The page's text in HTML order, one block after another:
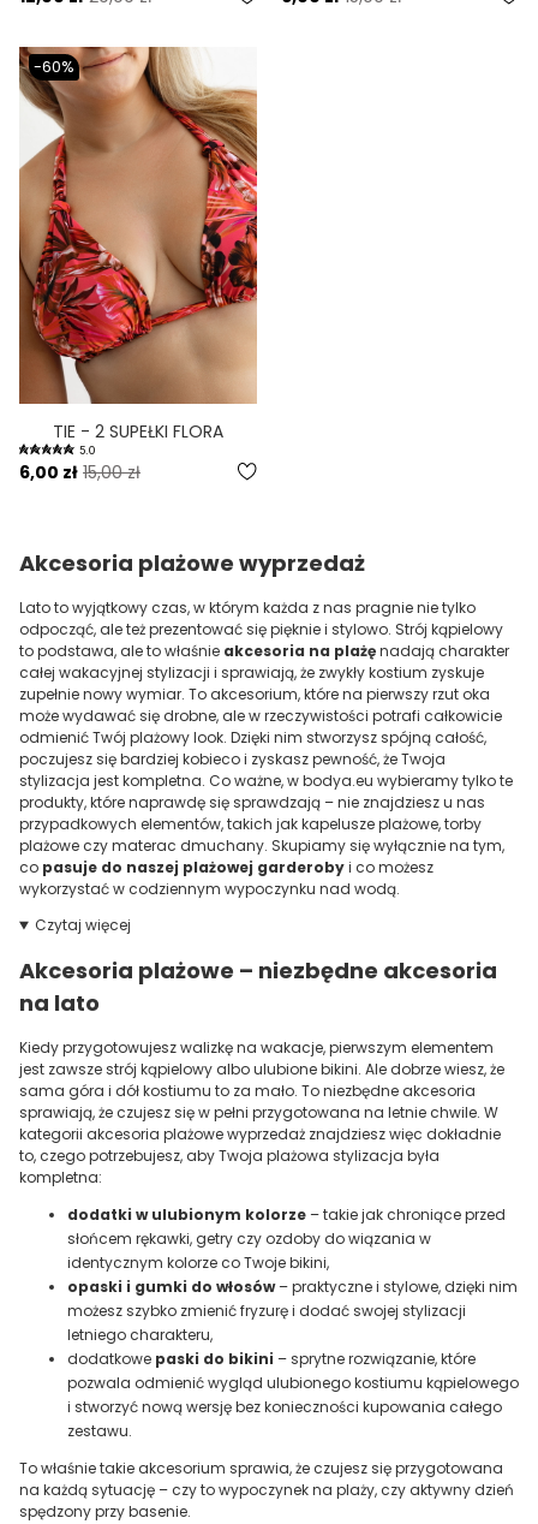
-60%
TIE - 2 SUPEŁKI FLORA
5.0
6,00 zł 15,00 zł
Akcesoria plażowe wyprzedaż
Lato to wyjątkowy czas, w którym każda z nas pragnie nie tylko
odpocząć, ale też prezentować się pięknie i stylowo. Strój kąpielowy
to podstawa, ale to właśnie akcesoria na plażęnadają charakter
całej wakacyjnej stylizacji i sprawiają, że zwykły kostium zyskuje
zupełnie nowy wymiar. To akcesorium, które na pierwszy rzut oka
może wydawać się drobne, ale w rzeczywistości potrafi całkowicie
odmienić Twój plażowy look. Dzięki nim stworzysz spójną całość,
poczujesz się bardziej kobieco i zyskasz pewność, że Twoja
stylizacja jest kompletna. Co ważne, w bodya.eu wybieramy tylko te
produkty, które naprawdę się sprawdzają – nie znajdziesz u nas
przypadkowych elementów, takich jak kapelusze plażowe, torby
plażowe czy materac dmuchany. Skupiamy się wyłącznie na tym,
co pasuje do naszej plażowej garderobyi co możesz
wykorzystać w codziennym wypoczynku nad wodą.
Czytaj więcej
Akcesoria plażowe – niezbędne akcesoria
na lato
Kiedy przygotowujesz walizkę na wakacje, pierwszym elementem
jest zawsze strój kąpielowy albo ulubione bikini. Ale dobrze wiesz, że
sama góra i dół kostiumu to za mało. To niezbędne akcesoria
sprawiają, że czujesz się w pełni przygotowana na letnie chwile. W
kategorii akcesoria plażowe wyprzedaż znajdziesz więc dokładnie
to, czego potrzebujesz, aby Twoja plażowa stylizacja była
kompletna:
dodatki w ulubionym kolorze – takie jak chroniące przed
słońcem rękawki, getry czy ozdoby do wiązania w
identycznym kolorze co Twoje bikini,
opaski i gumki do włosów– praktyczne i stylowe, dzięki nim
możesz szybko zmienić fryzurę i dodać swojej stylizacji
letniego charakteru,
dodatkowe paski do bikini – sprytne rozwiązanie, które
pozwala odmienić wygląd ulubionego kostiumu kąpielowego
i stworzyć nową wersję bez konieczności kupowania całego
zestawu.
To właśnie takie akcesorium sprawia, że czujesz się przygotowana
na każdą sytuację – czy to wypoczynek na plaży, czy aktywny dzień
spędzony przy basenie.